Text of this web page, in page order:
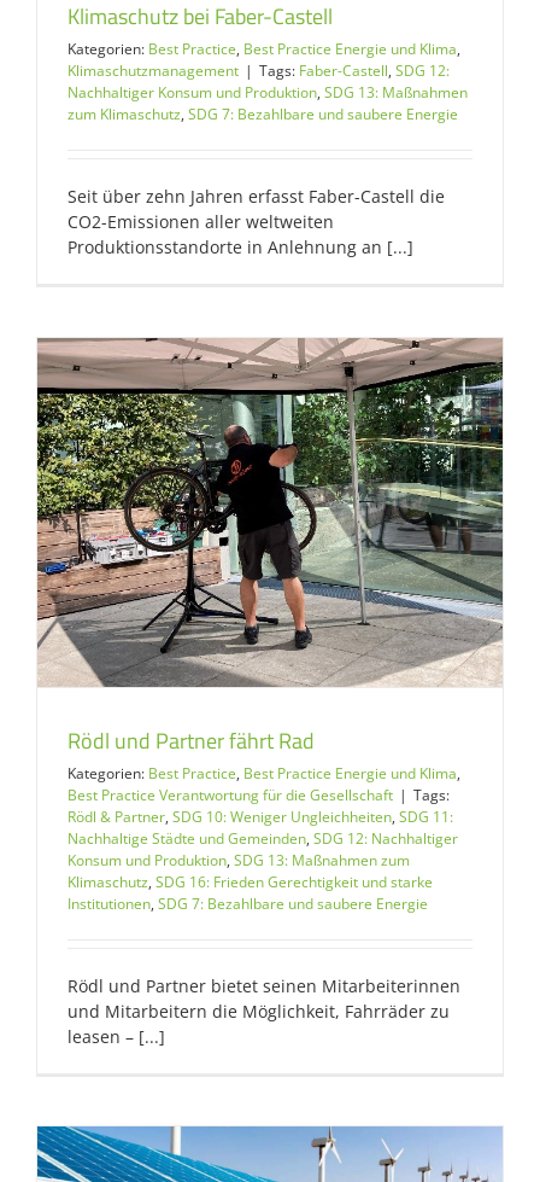
Klimaschutz bei Faber-Castell
Kategorien: Best Practice, Best Practice Energie und Klima,
Klimaschutzmanagement | Tags: Faber-Castell, SDG 12:
Nachhaltiger Konsum und Produktion, SDG 13: Maßnahmen
zum Klimaschutz, SDG 7: Bezahlbare und saubere Energie
Seit über zehn Jahren erfasst Faber-Castell die
CO2-Emissionen aller weltweiten
Produktionsstandorte in Anlehnung an [...]
Rödl und Partner fährt Rad
Kategorien: Best Practice, Best Practice Energie und Klima,
Best Practice Verantwortung für die Gesellschaft | Tags:
Rödl & Partner, SDG 10: Weniger Ungleichheiten, SDG 11:
Nachhaltige Städte und Gemeinden, SDG 12: Nachhaltiger
Konsum und Produktion, SDG 13: Maßnahmen zum
Klimaschutz, SDG 16: Frieden Gerechtigkeit und starke
Institutionen, SDG 7: Bezahlbare und saubere Energie
Rödl und Partner bietet seinen Mitarbeiterinnen
und Mitarbeitern die Möglichkeit, Fahrräder zu
leasen – [...]